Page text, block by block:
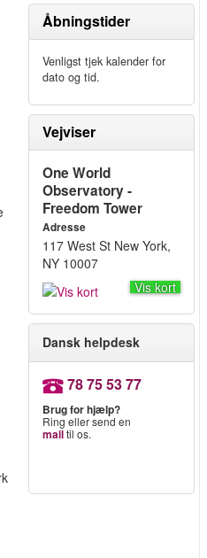
Åbningstider
Venligst tjek kalender for
dato og tid.
Vejviser
One World
Observatory -
Freedom Tower
Adresse
117 West St New York,
NY 10007
Vis kort
Dansk helpdesk
78 75 53 77
Brug for hjælp?
Ring eller send en
mailtil os.